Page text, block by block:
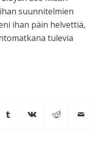
suunnitelmien
ihan päin helvettiä,
tulevia